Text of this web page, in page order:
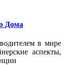
Дома
в мире
аспекты,